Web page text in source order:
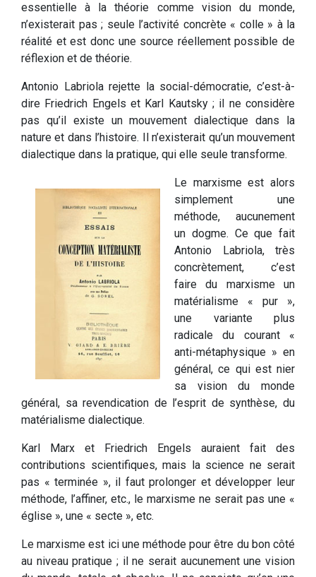
essentielle à la théorie comme vision du monde,
n’existerait pas ; seule l’activité concrète « colle » à la
réalité et est donc une source réellement possible de
réflexion et de théorie.
Antonio Labriola rejette la social-démocratie, c’est-à-
dire Friedrich Engels et Karl Kautsky ; il ne considère
pas qu’il existe un mouvement dialectique dans la
nature et dans l’histoire. Il n’existerait qu’un mouvement
dialectique dans la pratique, qui elle seule transforme.
Le marxisme est alors
simplement une
méthode, aucunement
un dogme. Ce que fait
Antonio Labriola, très
concrètement, c’est
faire du marxisme un
matérialisme « pur »,
une variante plus
radicale du courant «
anti-métaphysique » en
général, ce qui est nier
sa vision du monde
général, sa revendication de l’esprit de synthèse, du
matérialisme dialectique.
Karl Marx et Friedrich Engels auraient fait des
contributions scientifiques, mais la science ne serait
pas « terminée », il faut prolonger et développer leur
méthode, l’affiner, etc., le marxisme ne serait pas une «
église », une « secte », etc.
Le marxisme est ici une méthode pour être du bon côté
au niveau pratique ; il ne serait aucunement une vision